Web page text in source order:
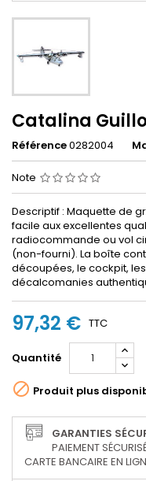
Catalina
Référence0282004
Note
Descriptif : Maquette de
facile aux excellentes
radiocommande ou vol
(non-fourni). La boîte
découpées, le cockpit,
décalcomanies
97,32 € TTC
Quantité
 Produit plus
GARANTIES
PAIEMENT
CARTE BANCAIRE EN